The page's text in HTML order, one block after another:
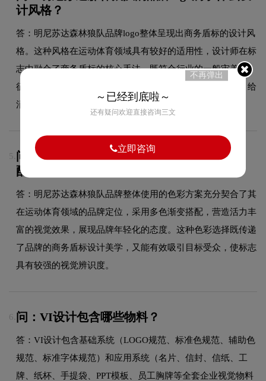
计风格？
答：明尼苏达森林狼队品牌logo整体呈现出商务盾标的设计风
格。这种风格在运动体育领域具有较好的适用性，设计师在标
志中融合了商务盾标的核心手法，既符合行业的一般审美特
征，又突出品牌的独特个性，能够在众多竞品中脱颖而出，给
消费者留下深刻印象。
5. 问：明尼苏达森林狼队logo采用什么颜色搭
配？
答：明尼苏达森林狼队品牌整体使用的色彩方案充分契合了其
在运动体育领域的品牌定位，采用多色渐变搭配，营造活力丰
富的视觉效果，展现品牌年轻化的态度。这种色彩选择既传递
了品牌的商务盾标设计美学，又能有效吸引目标受众，使标志
具有较强的视觉辨识度。
6. 问：VI设计包含哪些物料？
答：VI设计包含基础系统（LOGO规范、标准色规范、辅助色
规范、标准字体规范）和应用系统（名片、信封、信纸、工
牌、纸杯、手提袋、PPT模板、员工胸牌等全套企业视觉物料
不再弹出
～已经到底啦～
还有疑问欢迎直接咨询三文
立即咨询